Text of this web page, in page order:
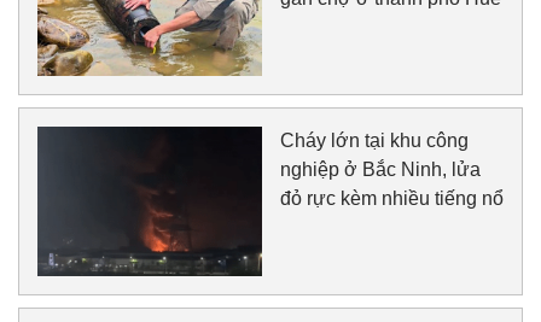
Cháy lớn tại khu công
nghiệp ở Bắc Ninh, lửa
đỏ rực kèm nhiều tiếng nổ